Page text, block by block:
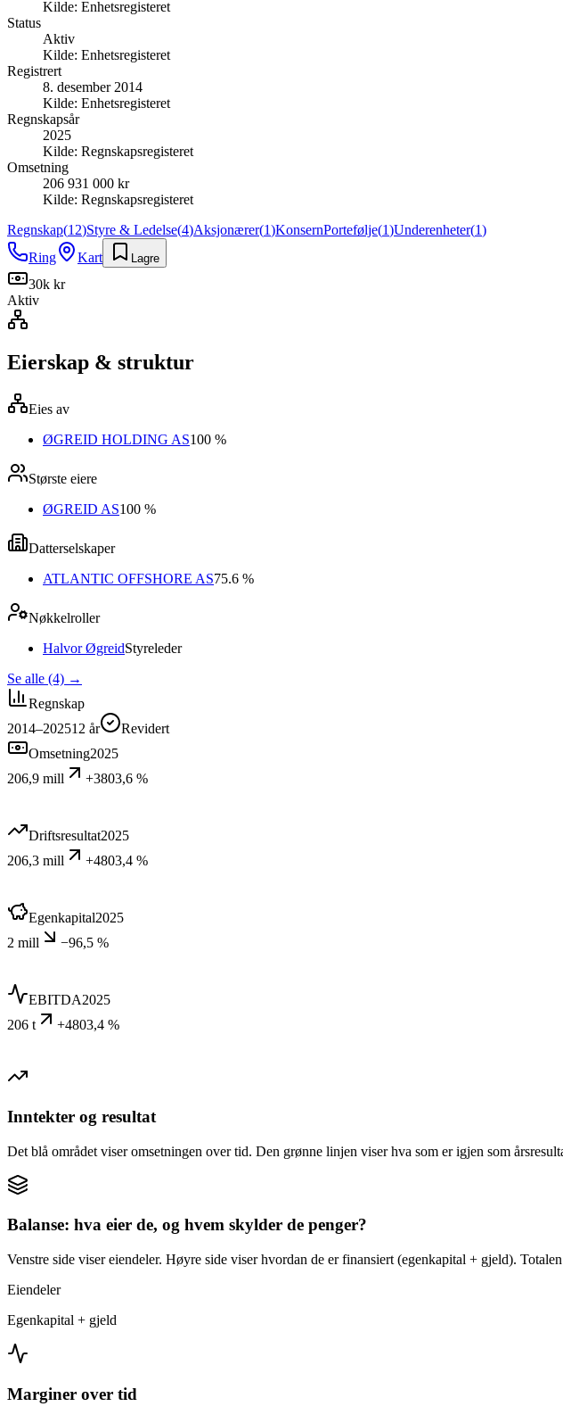
Kilde: Enhetsregisteret
Status
Aktiv
Kilde: Enhetsregisteret
Registrert
8. desember 2014
Kilde: Enhetsregisteret
Regnskapsår
2025
Kilde: Regnskapsregisteret
Omsetning
206 931 000 kr
Kilde: Regnskapsregisteret
Regnskap(12)Styre & Ledelse(4)Aksjonærer(1)KonsernPortefølje(1)Underenheter(1)
Ring
Kart Lagre
30k kr
Aktiv
Eierskap & struktur
Eies av
ØGREID HOLDING AS100 %
Største eiere
ØGREID AS100 %
Datterselskaper
ATLANTIC OFFSHORE AS75.6 %
Nøkkelroller
Halvor ØgreidStyreleder
Se alle (4) →
Regnskap
2014–202512 år
Revidert
Omsetning2025
206,9 mill
+3803,6 %
Driftsresultat2025
206,3 mill
+4803,4 %
Egenkapital2025
2 mill
−96,5 %
EBITDA2025
206 t
+4803,4 %
Inntekter og resultat
Det blå området viser omsetningen over tid. Den grønne linjen viser hva som er igjen som
Balanse: hva eier de, og hvem skylder de penger?
Venstre side viser eiendeler. Høyre side viser hvordan de er finansiert (egenkapital + gjeld).
Eiendeler
Egenkapital + gjeld
Marginer over tid